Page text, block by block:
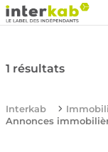
1 résultats
Interkab
Annonces